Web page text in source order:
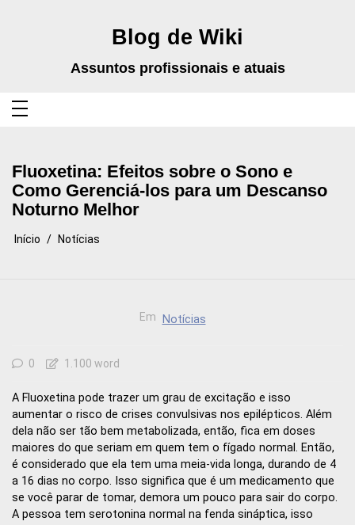
Blog de Wiki
Assuntos profissionais e atuais
Fluoxetina: Efeitos sobre o Sono e
Como Gerenciá-los para um Descanso
Noturno Melhor
Início Notícias
Em Notícias
0 1.100 word
A Fluoxetina pode trazer um grau de excitação e isso
aumentar o risco de crises convulsivas nos epilépticos. Além
dela não ser tão bem metabolizada, então, fica em doses
maiores do que seriam em quem tem o fígado normal. Então,
é considerado que ela tem uma meia-vida longa, durando de 4
a 16 dias no corpo. Isso significa que é um medicamento que
se você parar de tomar, demora um pouco para sair do corpo.
A pessoa tem serotonina normal na fenda sináptica, isso